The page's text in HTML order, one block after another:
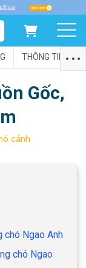
DÀNH CHO CHÓ
THÔNG TIN VỀ
Gốc,
cảnh
Ngao Anh
chó Ngao